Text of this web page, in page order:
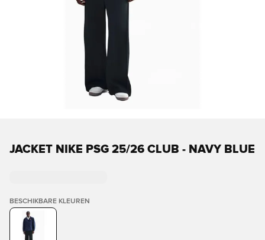
JACKET NIKE PSG 25/26 CLUB - NAVY BLUE
BESCHIKBARE KLEUREN